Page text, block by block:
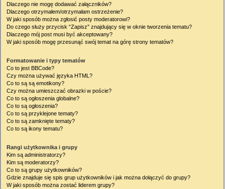
Dlaczego nie mogę dodawać załączników?
Dlaczego otrzymałem/otrzymałam ostrzeżenie?
W jaki sposób można zgłosić posty moderatorowi?
Do czego służy przycisk “Zapisz” znajdujący się w oknie tworzenia tematu?
Dlaczego mój post musi być akceptowany?
W jaki sposób mogę przesunąć swój temat na górę strony tematów?
Formatowanie i typy tematów
Co to jest BBCode?
Czy można używać języka HTML?
Co to są są emotikony?
Czy można umieszczać obrazki w poście?
Co to są ogłoszenia globalne?
Co to są ogłoszenia?
Co to są przyklejone tematy?
Co to są zamknięte tematy?
Co to są ikony tematu?
Rangi użytkownika i grupy
Kim są administratorzy?
Kim są moderatorzy?
Co to są grupy użytkowników?
Gdzie znajduje się spis grup użytkowników i jak można dołączyć do grupy?
W jaki sposób można zostać liderem grupy?